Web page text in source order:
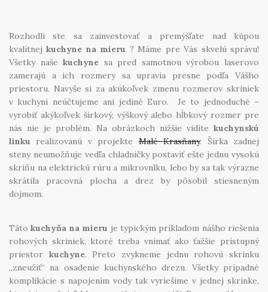
Úvod
Prebiehajúce akcie
O nás
Kontakt
Kuchynské štúdio Bratislava
Rozhodli ste sa zainvestovať a premýšľate nad kúpou
kvalitnejkuchyne na mieru ? Máme pre Vás skvelú správu!
Všetky našekuchyne sa pred samotnou výrobou laserovo
zamerajú a ich rozmery sa upravia presne podľa Vášho
priestoru. Navyše si za akúkoľvek zmenu rozmerov skriniek
v kuchyni neúčtujeme ani jediné Euro. Je to jednoduché –
vyrobiť akýkoľvek šírkový, výškový alebo hĺbkový rozmer pre
nás nie je problém. Na obrázkoch nižšie vidíte kuchynskú
linku realizovanú v projekteMalé Krasňany. Šírka zadnej
steny neumožňuje vedľa chladničky postaviť ešte jednu vysokú
skriňu na elektrickú rúru a mikrovnlku, lebo by sa tak výrazne
skrátila pracovná plocha a drez by pôsobil stiesneným
dojmom.
Tátokuchyňa na mieru je typickým príkladom nášho riešenia
rohových skriniek, ktoré treba vnímať ako ťažšie prístupný
priestor kuchyne. Preto zvykneme jednu rohovú skrinku
„zneužiť“ na osadenie kuchynského drezu. Všetky prípadné
komplikácie s napojením vody tak vyriešime v jednej skrinke,